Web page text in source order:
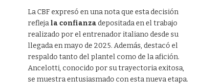
La CBF expresó en una nota que esta decisión
refleja la confianzadepositada en el trabajo
realizado por el entrenador italiano desde su
llegada en mayo de 2025. Además, destacó el
respaldo tanto del plantel como de la afición.
Ancelotti, conocido por su trayectoria exitosa,
se muestra entusiasmado con esta nueva etapa.